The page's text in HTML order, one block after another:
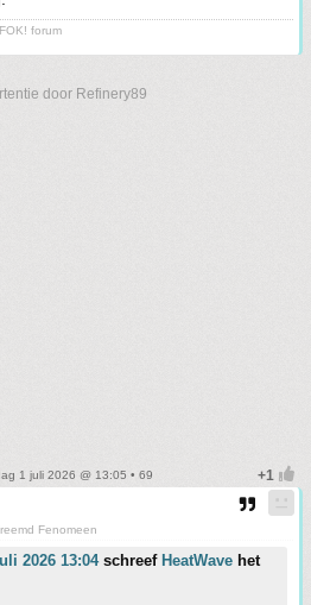
forum
door Refinery89
1 juli 2026 @ 13:05 • 69
Fenomeen
2026 13:04schreef HeatWave het